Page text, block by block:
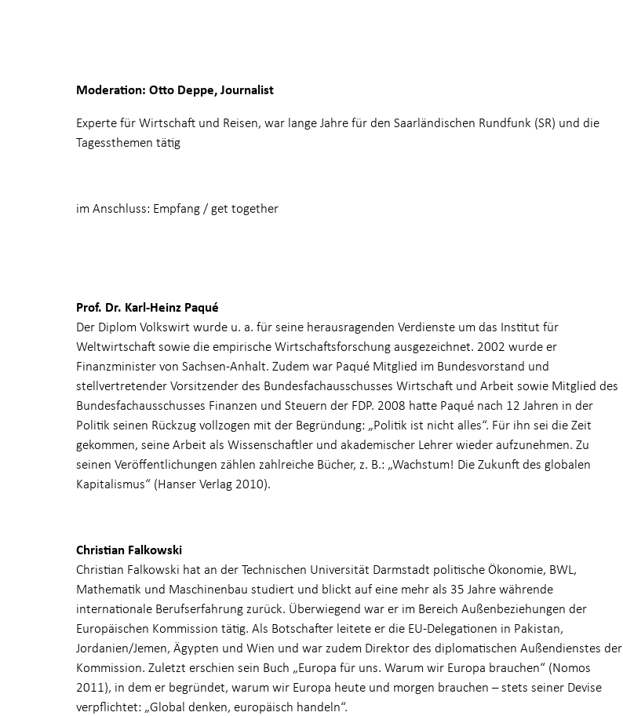
Moderation:Otto Deppe, Journalist
Experte für Wirtschaft und Reisen, war lange Jahre für den Saarländischen Rundfunk (SR) und die
Tagessthemen tätig
im Anschluss: Empfang / get together
Prof. Dr. Karl-Heinz Paqué
Der Diplom Volkswirt wurde u. a. für seine herausragenden Verdienste um das Institut für
Weltwirtschaft sowie die empirische Wirtschaftsforschung ausgezeichnet. 2002 wurde er
Finanzminister von Sachsen-Anhalt. Zudem war Paqué Mitglied im Bundesvorstand und
stellvertretender Vorsitzender des Bundesfachausschusses Wirtschaft und Arbeit sowie Mitglied des
Bundesfachausschusses Finanzen und Steuern der FDP. 2008 hatte Paqué nach 12 Jahren in der
Politik seinen Rückzug vollzogen mit der Begründung: „Politik ist nicht alles“. Für ihn sei die Zeit
gekommen, seine Arbeit als Wissenschaftler und akademischer Lehrer wieder aufzunehmen. Zu
seinen Veröffentlichungen zählen zahlreiche Bücher, z. B.: „Wachstum! Die Zukunft des globalen
Kapitalismus“ (Hanser Verlag 2010).
Christian Falkowski
Christian Falkowski hat an der Technischen Universität Darmstadt politische Ökonomie, BWL,
Mathematik und Maschinenbau studiert und blickt auf eine mehr als 35 Jahre währende
internationale Berufserfahrung zurück. Überwiegend war er im Bereich Außenbeziehungen der
Europäischen Kommission tätig. Als Botschafter leitete er die EU-Delegationen in Pakistan,
Jordanien/Jemen, Ägypten und Wien und war zudem Direktor des diplomatischen Außendienstes der
Kommission. Zuletzt erschien sein Buch „Europa für uns. Warum wir Europa brauchen“ (Nomos
2011), in dem er begründet, warum wir Europa heute und morgen brauchen – stets seiner Devise
verpflichtet: „Global denken, europäisch handeln“.